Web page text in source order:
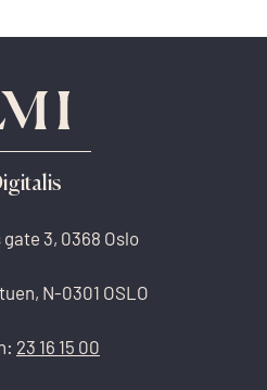
3, 0368 Oslo
N-0301 OSLO
23 16 15 00